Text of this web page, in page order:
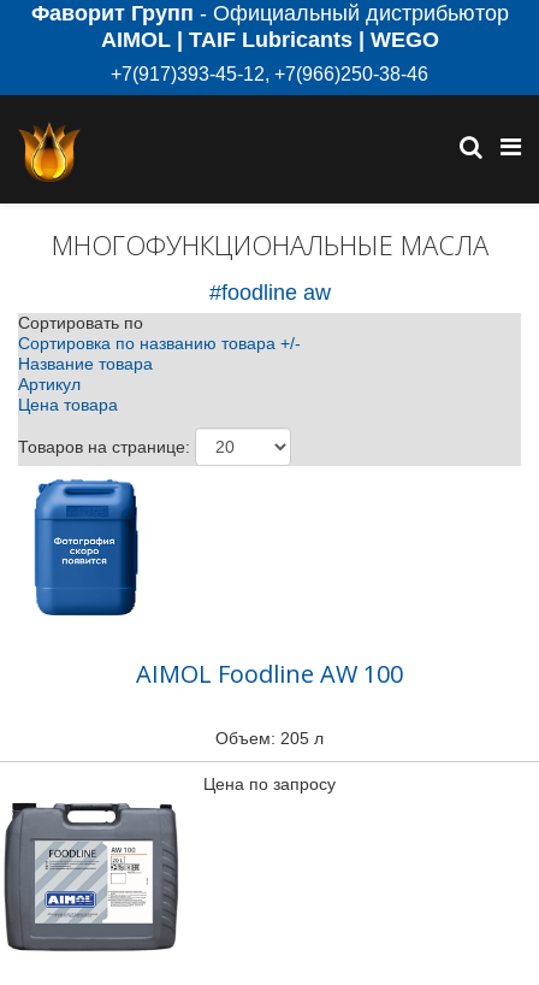
Фаворит Групп - Официальный дистрибьютор
AIMOL | TAIF Lubricants | WEGO
+7(917)393-45-12, +7(966)250-38-46
МНОГОФУНКЦИОНАЛЬНЫЕ МАСЛА
#foodline aw
Сортировать по
Сортировка по названию товара +/-
Название товара
Артикул
Цена товара
Товаров на странице:
AIMOL Foodline AW 100
Объем: 205 л
Цена по запросу